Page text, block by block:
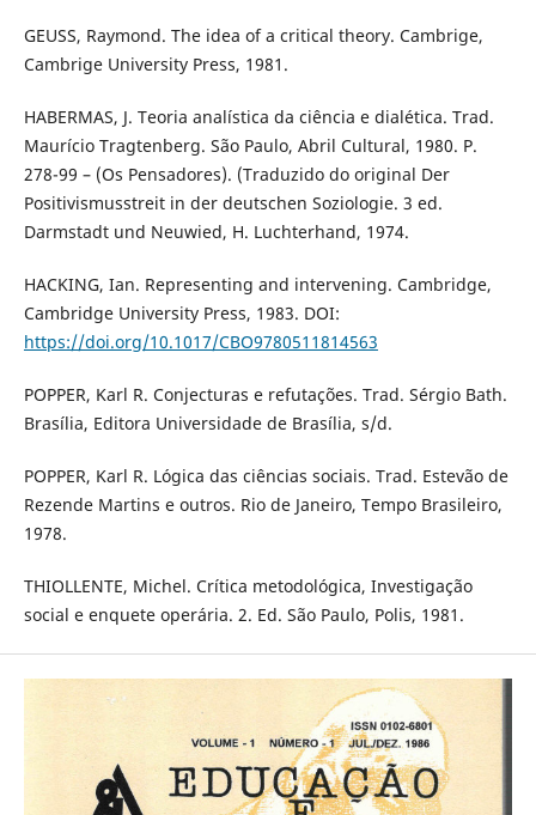
GEUSS, Raymond. The idea of a critical theory. Cambrige,
Cambrige University Press, 1981.
HABERMAS, J. Teoria analística da ciência e dialética. Trad.
Maurício Tragtenberg. São Paulo, Abril Cultural, 1980. P.
278-99 – (Os Pensadores). (Traduzido do original Der
Positivismusstreit in der deutschen Soziologie. 3 ed.
Darmstadt und Neuwied, H. Luchterhand, 1974.
HACKING, Ian. Representing and intervening. Cambridge,
Cambridge University Press, 1983. DOI:
https://doi.org/10.1017/CBO9780511814563
POPPER, Karl R. Conjecturas e refutações. Trad. Sérgio Bath.
Brasília, Editora Universidade de Brasília, s/d.
POPPER, Karl R. Lógica das ciências sociais. Trad. Estevão de
Rezende Martins e outros. Rio de Janeiro, Tempo Brasileiro,
1978.
THIOLLENTE, Michel. Crítica metodológica, Investigação
social e enquete operária. 2. Ed. São Paulo, Polis, 1981.